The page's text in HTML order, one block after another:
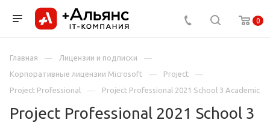
0
Главная
Лицензии и подписки
Корпоративные лицензии Microsoft
Project
Project Professional
Project Professional 2021 School 3 Academic
Project Professional 2021 School 3